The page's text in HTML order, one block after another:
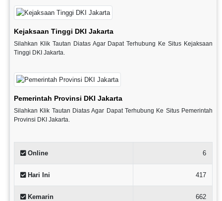
Kejaksaan Tinggi DKI Jakarta
Silahkan Klik Tautan Diatas Agar Dapat Terhubung Ke Situs Kejaksaan
Tinggi DKI Jakarta.
Pemerintah Provinsi DKI Jakarta
Silahkan Klik Tautan Diatas Agar Dapat Terhubung Ke Situs Pemerintah
Provinsi DKI Jakarta.
Online 6
Hari Ini 417
Kemarin 662